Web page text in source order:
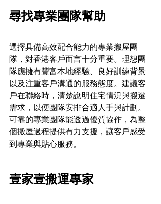
尋找專業團隊幫助
選擇具備高效配合能力的專業搬屋團
隊，對香港客戶而言十分重要。理想團
隊應擁有豐富本地經驗、良好訓練背景
以及注重客戶溝通的服務態度。建議客
戶在聯絡時，清楚說明住宅情況與搬遷
需求，以便團隊安排合適人手與計劃。
可靠的專業團隊能透過優質協作，為整
個搬屋過程提供有力支援，讓客戶感受
到專業與貼心服務。
壹家壹搬運專家